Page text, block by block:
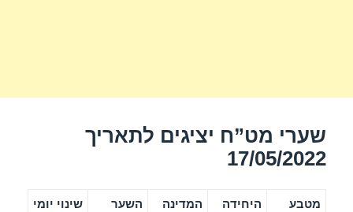
שערי מט”ח יציגים לתאריך
17/05/2022
מטבע היחידה המדינה השער שינוי יומי